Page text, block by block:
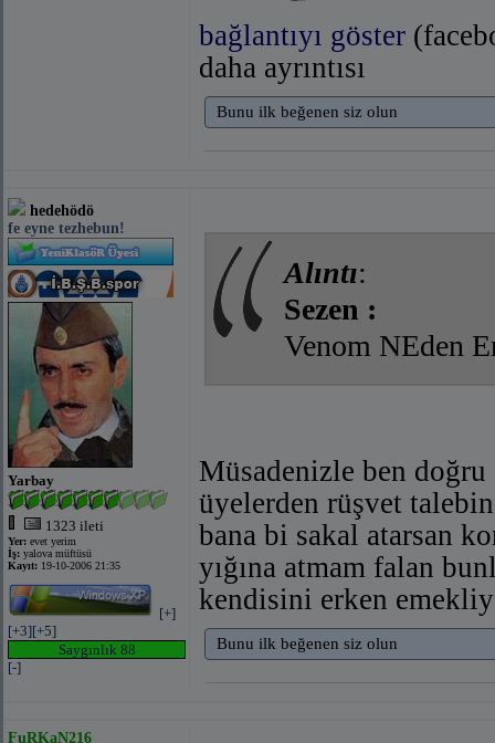
bağlantıyı göster
daha ayrıntısı
Bunu ilk beğenen siz olun
hedehödö
fe eyne tezhebun!
Yarbay
1323 ileti
Yer: evet yerim
İş: yalova müftüsü
Kayıt: 19-10-2006 21:35
[+]
[+3][+5]
Saygınlık 88
[-]
Alıntı:
Sezen :
Venom NEden
Müsadenizle ben
üyelerden rüşvet
bana bi sakal atarsan
yığına atmam falan
kendisini erken
Bunu ilk beğenen siz olun
FuRKaN216